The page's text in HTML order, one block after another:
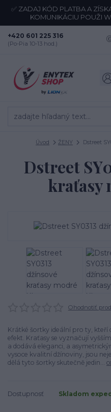
✅ ZADAJ KÓD PLATBA A
KOMUNIKÁCIU POUŽI
+420 601 225 316
(Po-Pia 10-13 hod.)
Úvod ŽENY Dstreet
Dstreet
kraťasy
Ohodnotiť
Krátké šortky ideální pro ty, kteří
efekt. Kraťasy se vyznačují
a dodává eleganci, a
vysoce kvalitní džínoviny, jsou
dělá tyto šortky skutečně jedin...
Dostupnosť Skladom